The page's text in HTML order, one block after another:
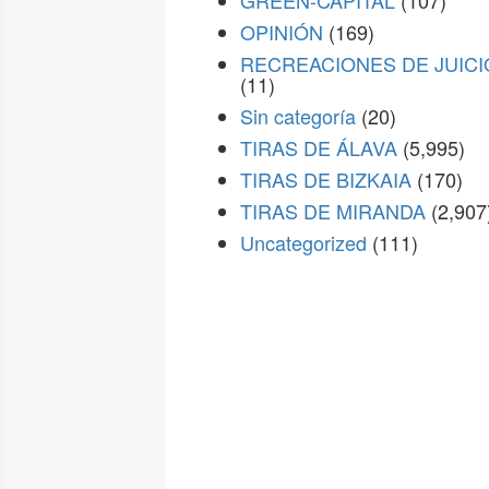
OPINIÓN (169)
RECREACIONES DE
(11)
Sin categoría (20)
TIRAS DE ÁLAVA (5,995)
TIRAS DE BIZKAIA (170)
TIRAS DE MIRANDA
Uncategorized (111)